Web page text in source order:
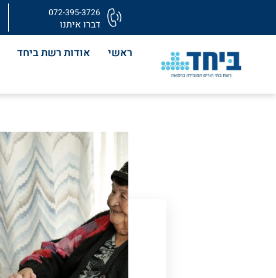
072-395-3726
דברו איתנו
ראשי אודות רשת ביחד